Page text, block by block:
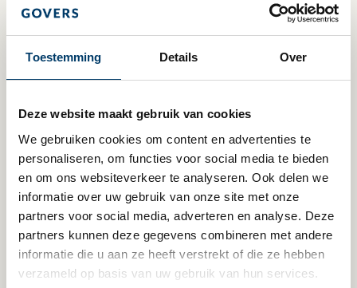
Toestemming Details Over
Deze website maakt gebruik van cookies
We gebruiken cookies om content en advertenties te
personaliseren, om functies voor social media te bieden
en om ons websiteverkeer te analyseren. Ook delen we
informatie over uw gebruik van onze site met onze
partners voor social media, adverteren en analyse. Deze
partners kunnen deze gegevens combineren met andere
informatie die u aan ze heeft verstrekt of die ze hebben
verzameld op basis van uw gebruik van hun services.
1 mei 2023
Vennootschapsbelastingplicht
culturele ANBI’s